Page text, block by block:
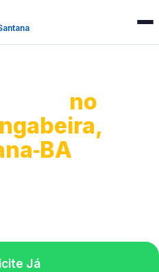
no
Já